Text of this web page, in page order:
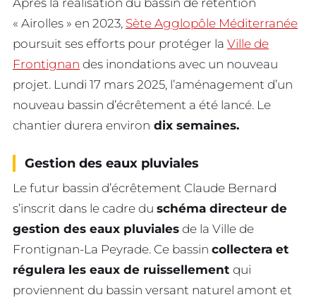
« Airolles » en 2023, Sète Agglopôle Méditerranée
poursuit ses efforts pour protéger la Ville de
Frontignan des inondations avec un nouveau
projet. Lundi 17 mars 2025, l’aménagement d’un
nouveau bassin d’écrêtement a été lancé. Le
chantier durera environ dix semaines.
Gestion des eaux pluviales
Le futur bassin d’écrêtement Claude Bernard
s’inscrit dans le cadre du schéma directeur de
gestion des eaux pluviales de la Ville de
Frontignan-La Peyrade. Ce bassin collectera et
régulera les eaux de ruissellement qui
proviennent du bassin versant naturel amont et